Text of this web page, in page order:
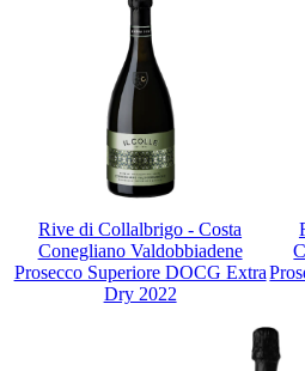
Rive di Collalbrigo - Costa
Conegliano Valdobbiadene
Prosecco Superiore DOCG Extra
Dry 2022